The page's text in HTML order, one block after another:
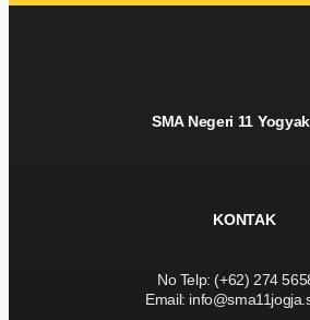
SMA Negeri 11
KONTAK
No Telp: (+62) 274
Email: